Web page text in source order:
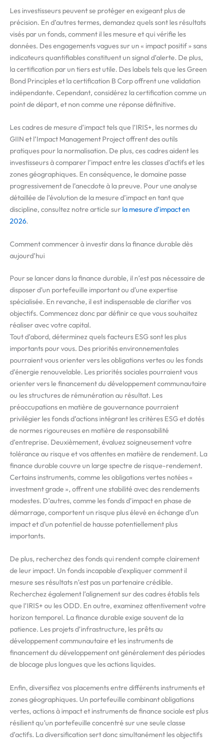
Les investisseurs peuvent se protéger en exigeant plus de
précision. En d’autres termes, demandez quels sont les résultats
visés par un fonds, comment il les mesure et qui vérifie les
données. Des engagements vagues sur un « impact positif » sans
indicateurs quantifiables constituent un signal d’alerte. De plus,
la certification par un tiers est utile. Des labels tels que les Green
Bond Principles et la certification B Corp offrent une validation
indépendante. Cependant, considérez la certification comme un
point de départ, et non comme une réponse définitive.
Les cadres de mesure d’impact tels que l’IRIS+, les normes du
GIIN et l’Impact Management Project offrent des outils
pratiques pour la normalisation. De plus, ces cadres aident les
investisseurs à comparer l’impact entre les classes d’actifs et les
zones géographiques. En conséquence, le domaine passe
progressivement de l’anecdote à la preuve. Pour une analyse
détaillée de l’évolution de la mesure d’impact en tant que
discipline, consultez notre article sur la mesure d’impact en
2026.
Comment commencer à investir dans la finance durable dès
aujourd’hui
Pour se lancer dans la finance durable, il n’est pas nécessaire de
disposer d’un portefeuille important ou d’une expertise
spécialisée. En revanche, il est indispensable de clarifier vos
objectifs. Commencez donc par définir ce que vous souhaitez
réaliser avec votre capital.
Tout d’abord, déterminez quels facteurs ESG sont les plus
importants pour vous. Des priorités environnementales
pourraient vous orienter vers les obligations vertes ou les fonds
d’énergie renouvelable. Les priorités sociales pourraient vous
orienter vers le financement du développement communautaire
ou les structures de rémunération au résultat. Les
préoccupations en matière de gouvernance pourraient
privilégier les fonds d’actions intégrant les critères ESG et dotés
de normes rigoureuses en matière de responsabilité
d’entreprise. Deuxièmement, évaluez soigneusement votre
tolérance au risque et vos attentes en matière de rendement. La
finance durable couvre un large spectre de risque-rendement.
Certains instruments, comme les obligations vertes notées «
investment grade », offrent une stabilité avec des rendements
modestes. D’autres, comme les fonds d’impact en phase de
démarrage, comportent un risque plus élevé en échange d’un
impact et d’un potentiel de hausse potentiellement plus
importants.
De plus, recherchez des fonds qui rendent compte clairement
de leur impact. Un fonds incapable d’expliquer comment il
mesure ses résultats n’est pas un partenaire crédible.
Recherchez également l’alignement sur des cadres établis tels
que l’IRIS+ ou les ODD. En outre, examinez attentivement votre
horizon temporel. La finance durable exige souvent de la
patience. Les projets d’infrastructure, les prêts au
développement communautaire et les instruments de
financement du développement ont généralement des périodes
de blocage plus longues que les actions liquides.
Enfin, diversifiez vos placements entre différents instruments et
zones géographiques. Un portefeuille combinant obligations
vertes, actions à impact et instruments de finance sociale est plus
résilient qu’un portefeuille concentré sur une seule classe
d’actifs. La diversification sert donc simultanément les objectifs